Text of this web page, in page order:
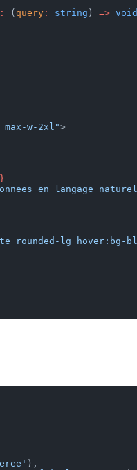
: ( query : string ) => void
w-2xl">
}
en langage
rounded-lg hover:bg-
),